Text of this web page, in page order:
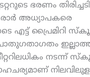
ഭരണം
അധ്യാപകരെ
എട്ട് പ്രൈമിറി
ഇല്ലാത്ത
നടന്ന്